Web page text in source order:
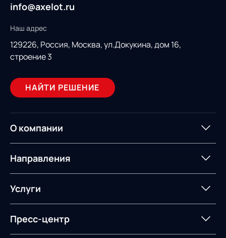
info@axelot.ru
Наш адрес
129226, Россия, Москва, ул.Докукина, дом 16,
строение 3
НАЙТИ РЕШЕНИЕ
О компании
О компании
ИТ-аккредитация
Импортозамещение
Направления
Управление цепями
поставок
Управление складами
Услуги
Логистический
консалтинг
Пресс-центр